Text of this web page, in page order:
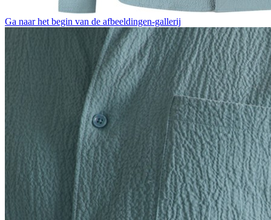
Ga naar het begin van de afbeeldingen-gallerij